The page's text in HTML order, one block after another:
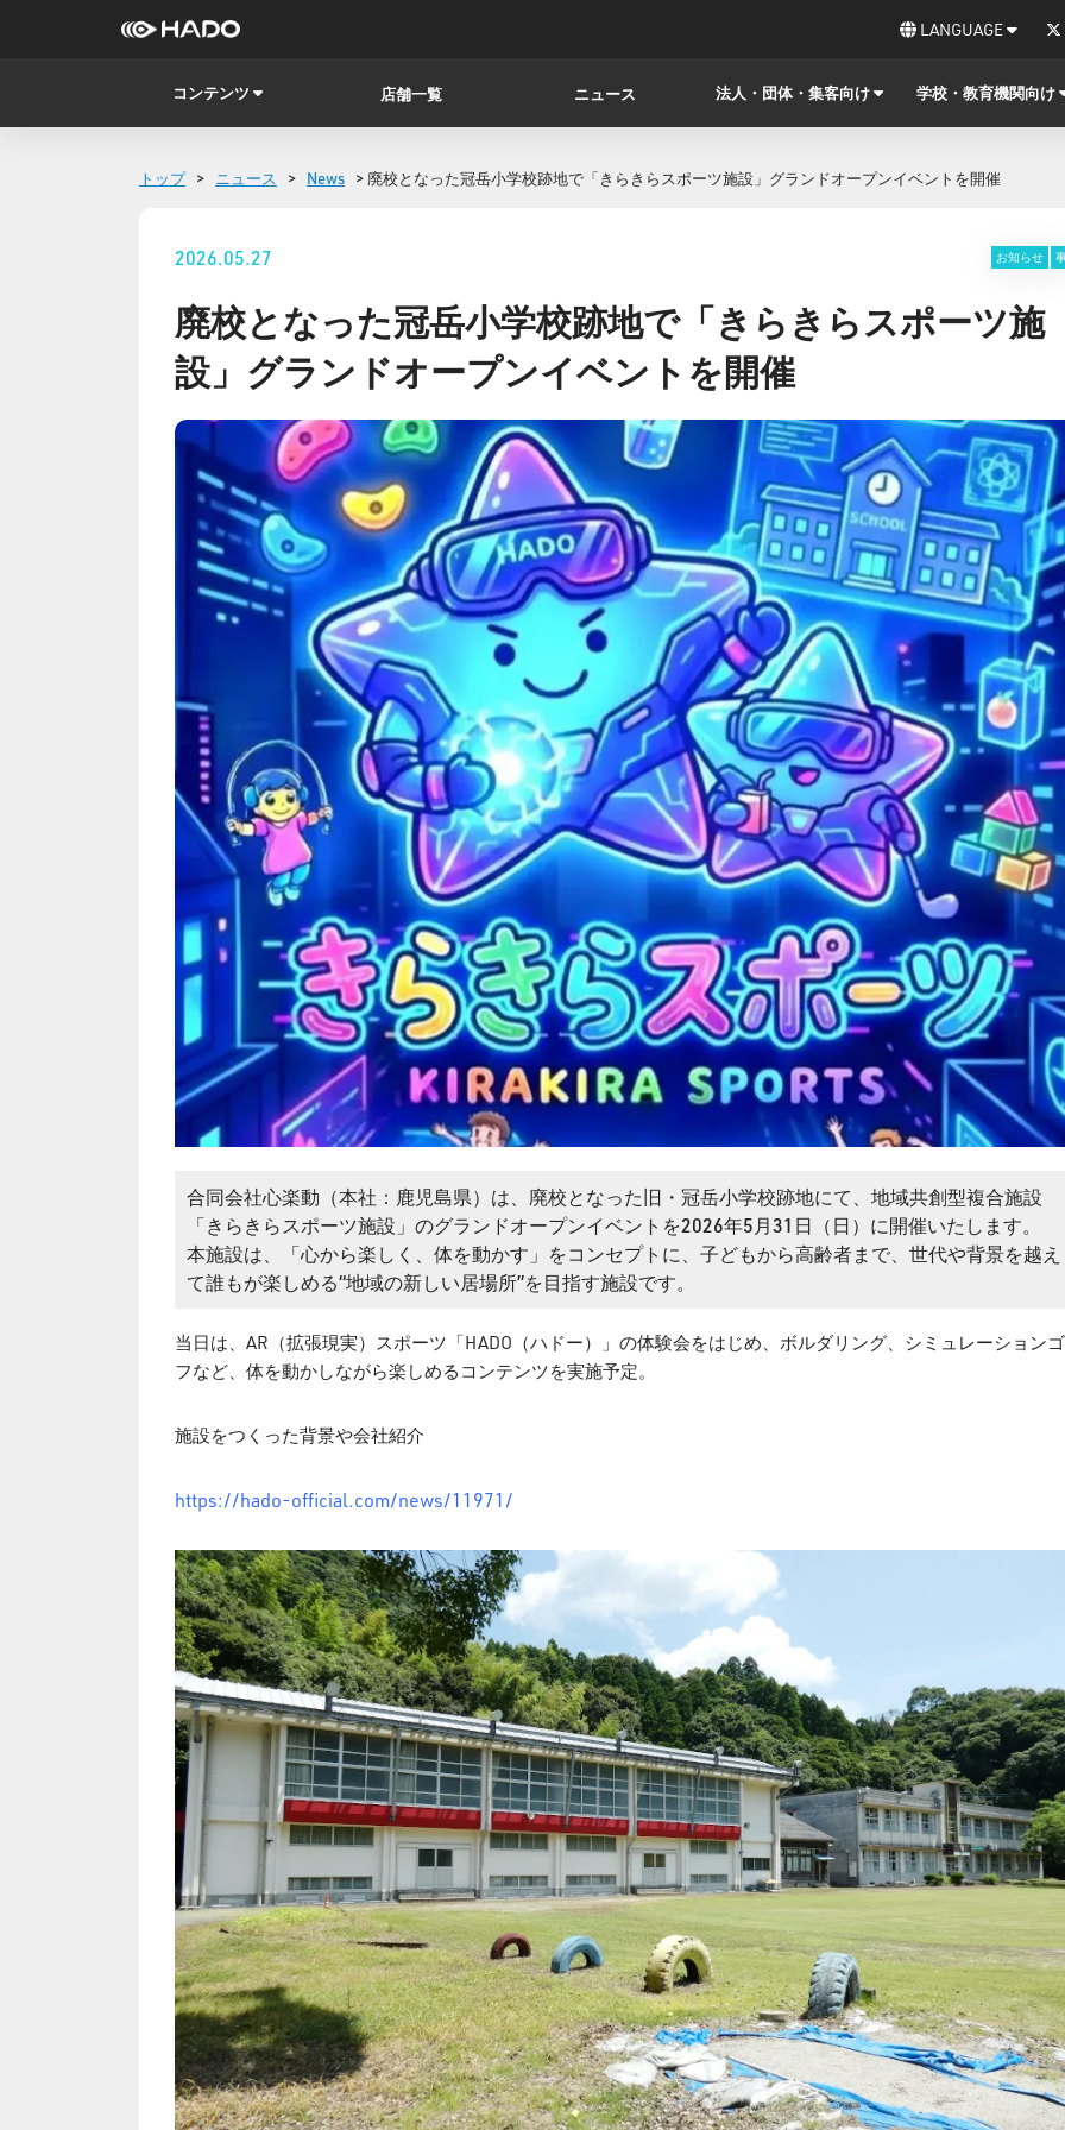
LANGUAGE
コンテンツ 店舗一覧 ニュース 法人・団体・集客向け 学校・教育機関向け
トップ > ニュース > News > 廃校となった冠岳小学校跡地で「きらきらスポーツ施設」グランドオープンイベントを開催
2026.05.27 お知らせ
廃校となった冠岳小学校跡地で「きらきらスポーツ施
設」グランドオープンイベントを開催
合同会社心楽動（本社：鹿児島県）は、廃校となった旧・冠岳小学校跡地にて、地域共創型複合施設
「きらきらスポーツ施設」のグランドオープンイベントを2026年5月31日（日）に開催いたします。
本施設は、「心から楽しく、体を動かす」をコンセプトに、子どもから高齢者まで、世代や背景を越え
て誰もが楽しめる“地域の新しい居場所”を目指す施設です。
当日は、AR（拡張現実）スポーツ「HADO（ハドー）」の体験会をはじめ、ボルダリング、シミュレーション
フなど、体を動かしながら楽しめるコンテンツを実施予定。
施設をつくった背景や会社紹介
https://hado-official.com/news/11971/